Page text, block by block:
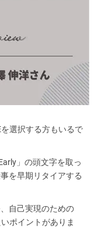
選択する方もいるで
」の頭文字を取っ
を早期リタイアする
自己実現のための
ポイントがありま